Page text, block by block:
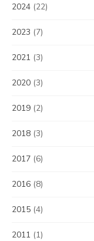
2024 (22)
2023 (7)
2021 (3)
2020 (3)
2019 (2)
2018 (3)
2017 (6)
2016 (8)
2015 (4)
2011 (1)